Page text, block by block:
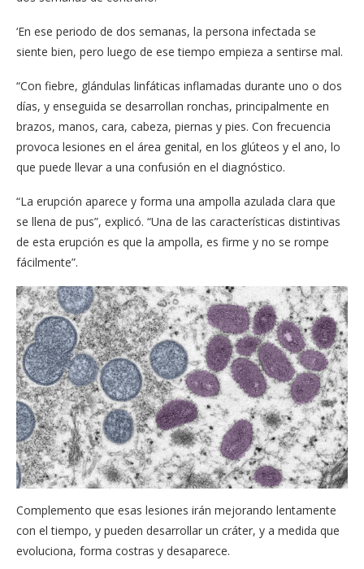
‘En ese periodo de dos semanas, la persona infectada se
siente bien, pero luego de ese tiempo empieza a sentirse mal.
“Con fiebre, glándulas linfáticas inflamadas durante uno o dos
días, y enseguida se desarrollan ronchas, principalmente en
brazos, manos, cara, cabeza, piernas y pies. Con frecuencia
provoca lesiones en el área genital, en los glúteos y el ano, lo
que puede llevar a una confusión en el diagnóstico.
“La erupción aparece y forma una ampolla azulada clara que
se llena de pus”, explicó. “Una de las características distintivas
de esta erupción es que la ampolla, es firme y no se rompe
fácilmente”.
Complemento que esas lesiones irán mejorando lentamente
con el tiempo, y pueden desarrollar un cráter, y a medida que
evoluciona, forma costras y desaparece.